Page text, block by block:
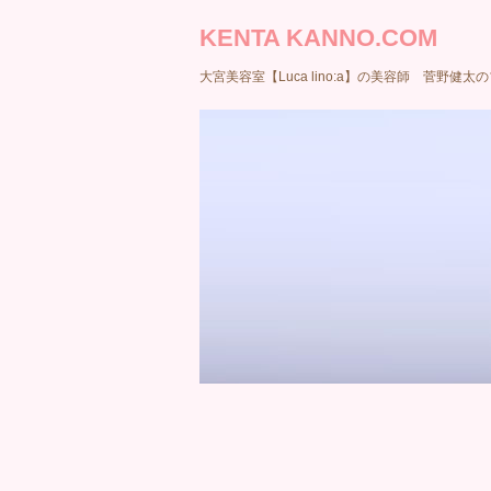
KENTA KANNO.COM
大宮美容室【Luca lino:a】の美容師 菅野健太の